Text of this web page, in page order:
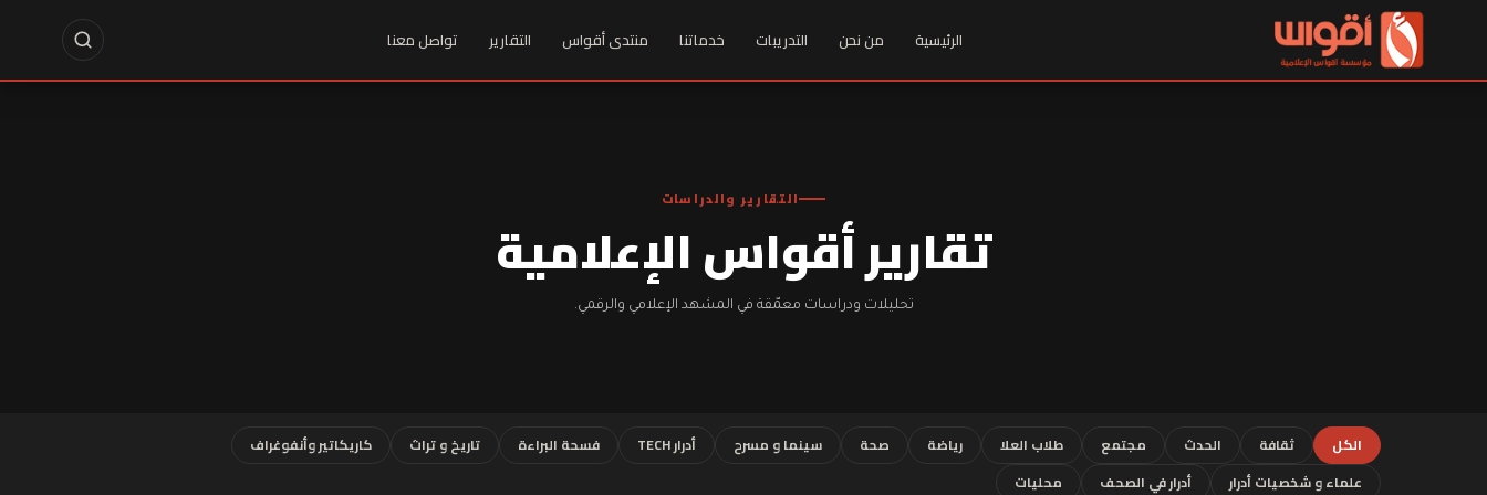
الرئيسية من نحن التدريبات خدماتنا منتدى أقواس التقارير تواصل معنا
التقارير والدراسات
تقارير أقواس الإعلامية
تحليلات ودراسات معمّقة في المشهد الإعلامي والرقمي.
الكل ثقافة الحدث مجتمع طلاب العلا رياضة صحة سينما و مسرح أدرار TECH فسحة البراءة تاريخ و تراث
كاريكاتير وأنفوغراف
علماء و شخصيات أدرار
أدرار في الصحف محليات